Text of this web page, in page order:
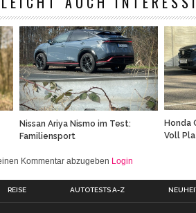
Nissan Ariya Nismo im Test:
Familiensport
Honda
Voll
Kommentar abzugeben Login
REISE AUTOTESTS A-Z